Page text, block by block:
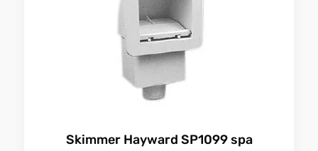
Skimmer Hayward SP1099 spa